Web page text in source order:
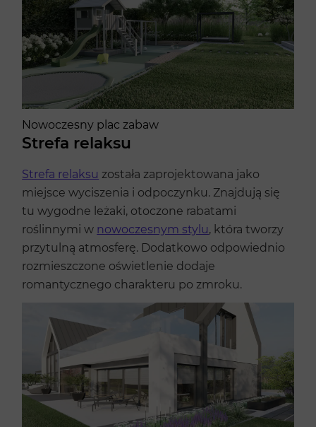
Nowoczesny plac zabaw
Strefa relaksu
Strefa relaksu została zaprojektowana jako
miejsce wyciszenia i odpoczynku. Znajdują się
tu wygodne leżaki, otoczone rabatami
roślinnymi w nowoczesnym stylu, która tworzy
przytulną atmosferę. Dodatkowo odpowiednio
rozmieszczone oświetlenie dodaje
romantycznego charakteru po zmroku.